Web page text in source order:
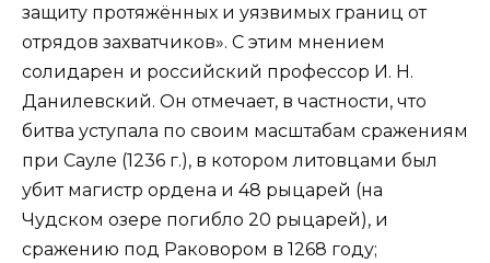
защиту протяжённых и уязвимых границ от
отрядов захватчиков». С этим мнением
солидарен и российский профессор И. Н.
Данилевский. Он отмечает, в частности, что
битва уступала по своим масштабам сражениям
при Сауле (1236 г.), в котором литовцами был
убит магистр ордена и 48 рыцарей (на
Чудском озере погибло 20 рыцарей), и
сражению под Раковором в 1268 году;